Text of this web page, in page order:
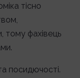
тісно
тому фахівець
посидючості.